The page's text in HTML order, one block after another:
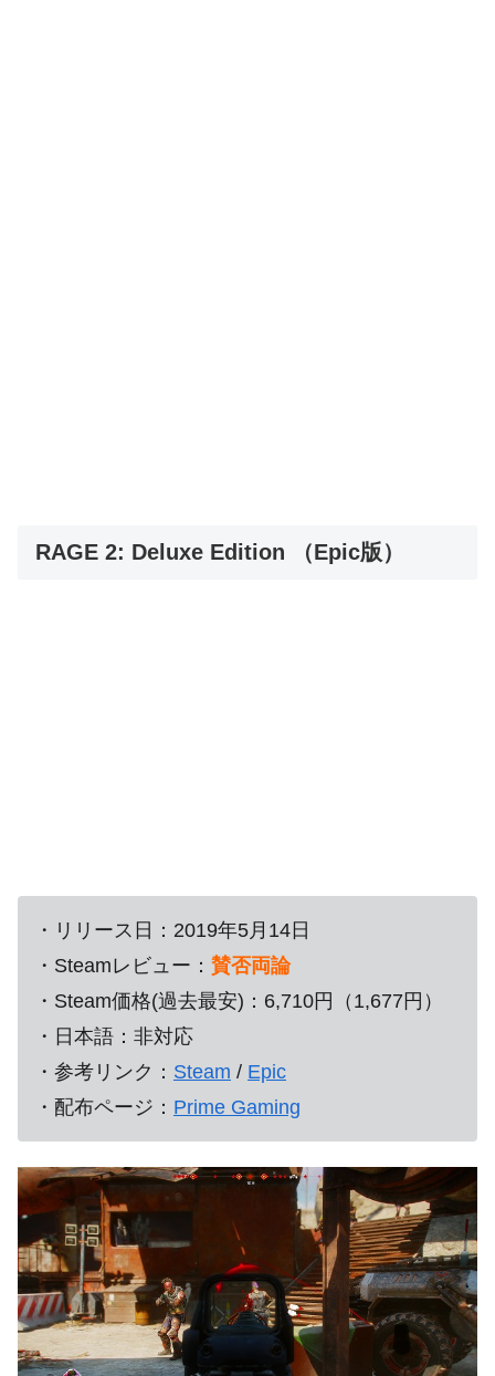
RAGE 2: Deluxe Edition （Epic版）
・リリース日：2019年5月14日
・Steamレビュー： 賛否両論
・Steam価格(過去最安)：6,710円（1,677円）
・日本語：非対応
・参考リンク： Steam / Epic
・配布ページ： Prime Gaming